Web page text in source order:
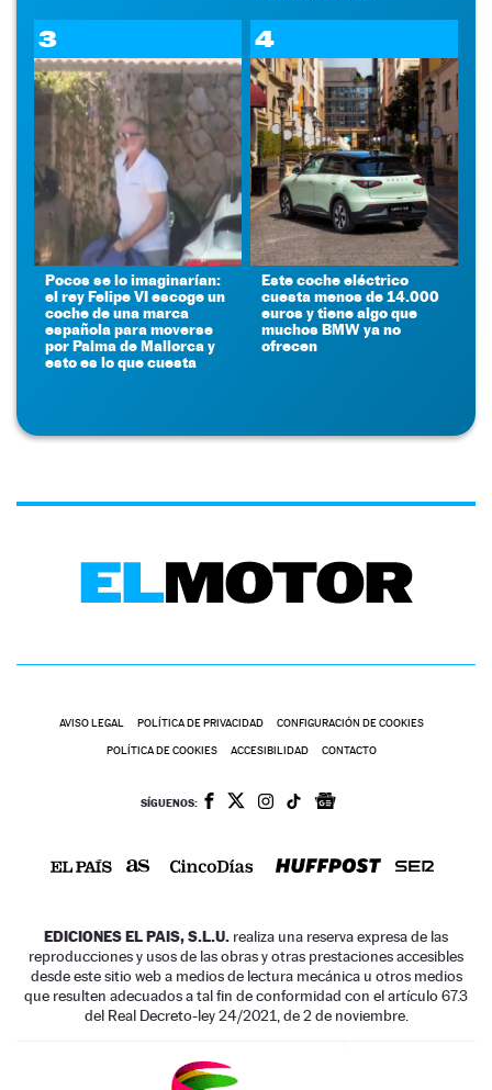
3
Pocos se lo imaginarían:
el rey Felipe VI escoge un
coche de una marca
española para moverse
por Palma de Mallorca y
esto es lo que cuesta
4
Este coche eléctrico
cuesta menos de 14.000
euros y tiene algo que
muchos BMW ya no
ofrecen
AVISO LEGAL POLÍTICA DE PRIVACIDAD CONFIGURACIÓN DE COOKIES
POLÍTICA DE COOKIES ACCESIBILIDAD CONTACTO
SÍGUENOS:
EDICIONES EL PAIS, S.L.U. realiza una reserva expresa de las
reproducciones y usos de las obras y otras prestaciones accesibles
desde este sitio web a medios de lectura mecánica u otros medios
que resulten adecuados a tal fin de conformidad con el artículo 67.3
del Real Decreto-ley 24/2021, de 2 de noviembre.